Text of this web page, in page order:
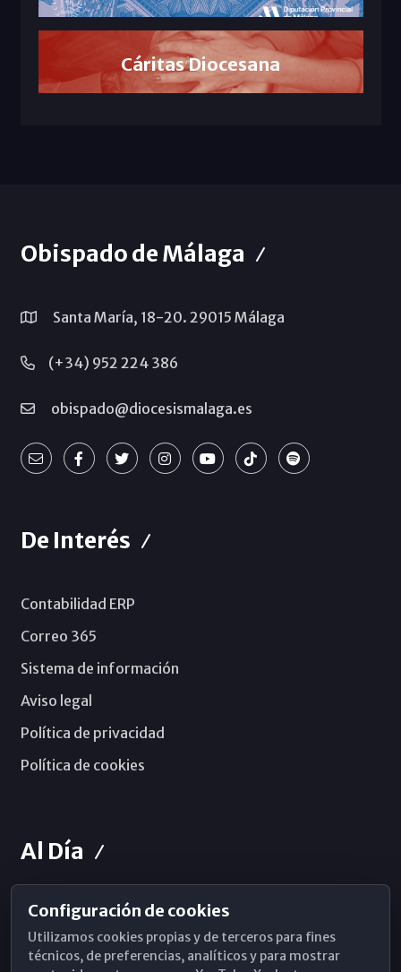
Cáritas Diocesana
Obispado de Málaga
Santa María, 18-20. 29015 Málaga
(+34) 952 224 386
obispado@diocesismalaga.es
De Interés
Contabilidad ERP
Correo 365
Sistema de información
Aviso legal
Política de privacidad
Política de cookies
Al Día
Horarios de Misa
Hemeroteca
Configuración de cookies
Utilizamos cookies propias y de terceros para fines
técnicos, de preferencias, analíticos y para mostrar